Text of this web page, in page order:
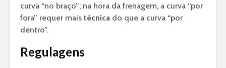
curva “no braço”; na hora da frenagem, a curva “por
fora” requer mais técnica do que a curva “por
dentro”.
Regulagens